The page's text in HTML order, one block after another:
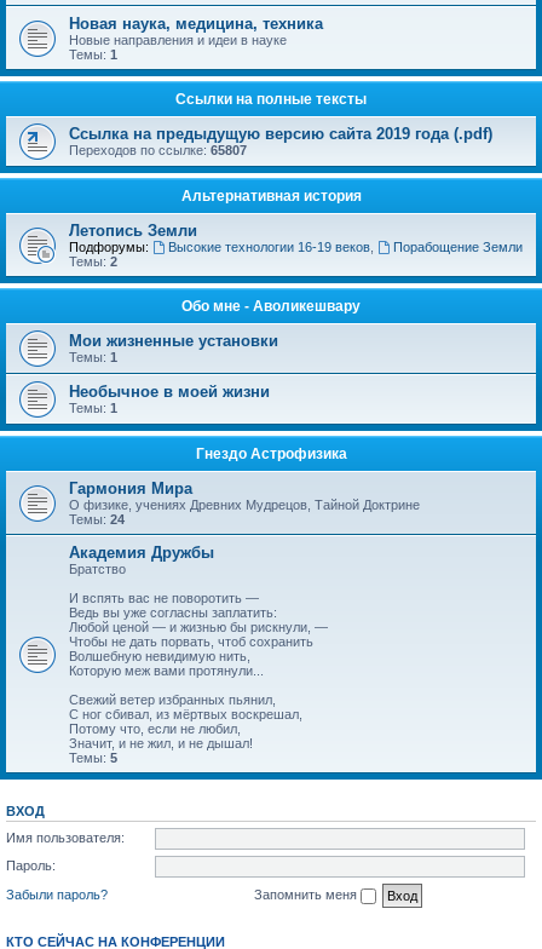
Новая наука, медицина, техника
Новые направления и идеи в науке
Темы: 1
Ссылки на полные тексты
Ссылка на предыдущую версию сайта 2019 года (.pdf)
Переходов по ссылке: 65807
Альтернативная история
Летопись Земли
Подфорумы: Высокие технологии 16-19 веков,
Порабощение Земли
Темы: 2
Обо мне - Аволикешвару
Мои жизненные установки
Темы: 1
Необычное в моей жизни
Темы: 1
Гнездо Астрофизика
Гармония Мира
О физике, учениях Древних Мудрецов, Тайной Доктрине
Темы: 24
Академия Дружбы
Братство
И вспять вас не поворотить —
Ведь вы уже согласны заплатить:
Любой ценой — и жизнью бы рискнули, —
Чтобы не дать порвать, чтоб сохранить
Волшебную невидимую нить,
Которую меж вами протянули...
Свежий ветер избранных пьянил,
С ног сбивал, из мёртвых воскрешал,
Потому что, если не любил,
Значит, и не жил, и не дышал!
Темы: 5
ВХОД
Имя пользователя:
Пароль:
Забыли пароль?
Запомнить меня
КТО СЕЙЧАС НА КОНФЕРЕНЦИИ